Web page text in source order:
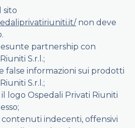
sito
non deve
partnership con
S.r.l.;
false informazioni sui prodotti
S.r.l.;
logo Ospedali Privati Riuniti
indecenti, offensivi